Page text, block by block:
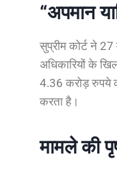
“अपमान
सुप्रीम कोर्ट ने
अधिकारियों के
4.36 करोड़ रुपये
करता है।
मामले की